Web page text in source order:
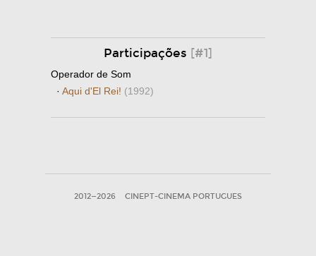
Participações [#1]
Operador de Som
· Aqui d'El Rei! (1992)
2012—2026 CINEPT-CINEMA PORTUGUES